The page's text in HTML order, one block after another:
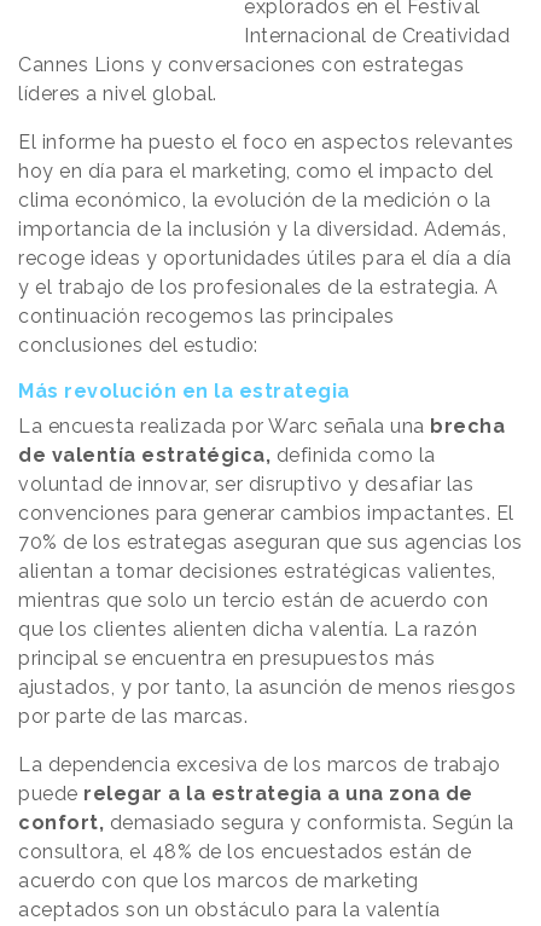
explorados en el Festival
Internacional de Creatividad
Cannes Lions y conversaciones con estrategas
líderes a nivel global.
El informe ha puesto el foco en aspectos relevantes
hoy en día para el marketing, como el impacto del
clima económico, la evolución de la medición o la
importancia de la inclusión y la diversidad. Además,
recoge ideas y oportunidades útiles para el día a día
y el trabajo de los profesionales de la estrategia. A
continuación recogemos las principales
conclusiones del estudio:
Más revolución en la estrategia
La encuesta realizada por Warc señala una brecha
de valentía estratégica, definida como la
voluntad de innovar, ser disruptivo y desafiar las
convenciones para generar cambios impactantes. El
70% de los estrategas aseguran que sus agencias los
alientan a tomar decisiones estratégicas valientes,
mientras que solo un tercio están de acuerdo con
que los clientes alienten dicha valentía. La razón
principal se encuentra en presupuestos más
ajustados, y por tanto, la asunción de menos riesgos
por parte de las marcas.
La dependencia excesiva de los marcos de trabajo
puede relegar a la estrategia a una zona de
confort, demasiado segura y conformista. Según la
consultora, el 48% de los encuestados están de
acuerdo con que los marcos de marketing
aceptados son un obstáculo para la valentía